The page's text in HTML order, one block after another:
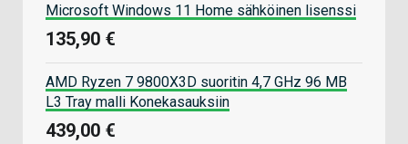
Microsoft Windows 11 Home sähköinen lisenssi
135,90 €
AMD Ryzen 7 9800X3D suoritin 4,7 GHz 96 MB
L3 Tray malli Konekasauksiin
439,00 €